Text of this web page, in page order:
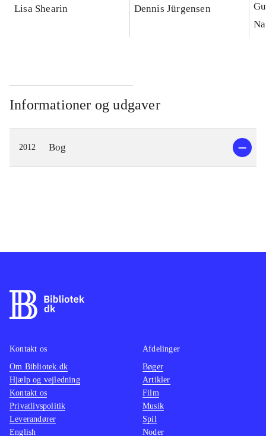
Lisa Shearin
Dennis Jürgensen
Informationer og udgaver
2012 Bog
Kontakt os
Om Bibliotek.dk
Hjælp og vejledning
Kontakt os
Privatlivspolitik
Leverandører
English
Afdelinger
Bøger
Artikler
Film
Musik
Spil
Noder